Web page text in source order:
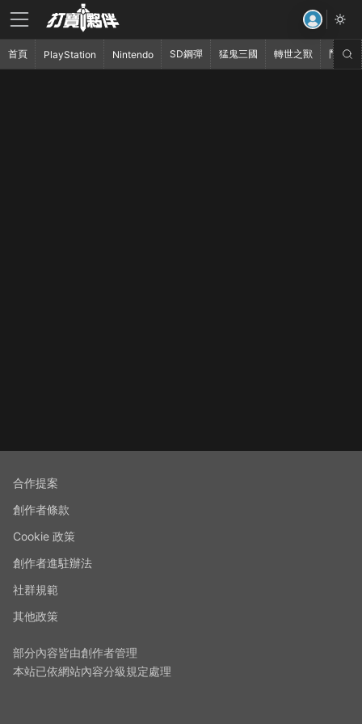
合作提案
創作者條款
Cookie 政策
創作者進駐辦法
社群規範
其他政策
部分內容皆由創作者管理
本站已依網站內容分級規定處理
首頁 PlayStation Nintendo SD鋼彈 猛鬼三國 轉世之獸 鬥破蒼